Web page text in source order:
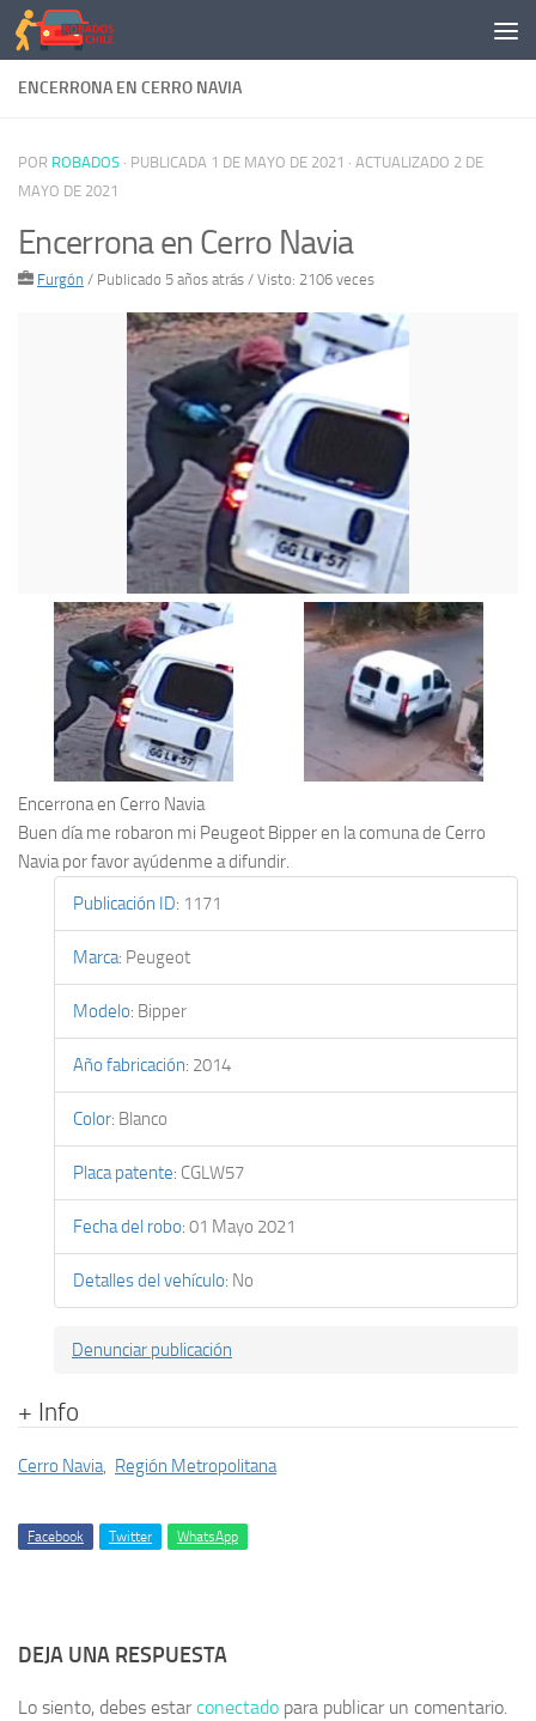
Saltar al contenido
ENCERRONA EN CERRO NAVIA
POR ROBADOS · PUBLICADA 1 DE MAYO DE 2021 · ACTUALIZADO 2 DE
MAYO DE 2021
Encerrona en Cerro Navia
Furgón / Publicado 5 años atrás / Visto: 2106 veces
Encerrona en Cerro Navia
Buen día me robaron mi Peugeot Bipper en la comuna de Cerro
Navia por favor ayúdenme a difundir.
Publicación ID: 1171
Marca: Peugeot
Modelo: Bipper
Año fabricación: 2014
Color: Blanco
Placa patente: CGLW57
Fecha del robo: 01 Mayo 2021
Detalles del vehículo: No
Denunciar publicación
+ Info
Cerro Navia, Región Metropolitana
Facebook Twitter WhatsApp
DEJA UNA RESPUESTA
Lo siento, debes estarconectado para publicar un comentario.